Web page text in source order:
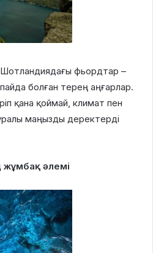
фьордтар –
болған терең аңғарлар.
қана қоймай, климат пен
маңызды деректерді
жұмбақ әлемі